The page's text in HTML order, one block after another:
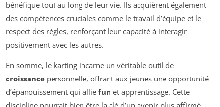
bénéfique tout au long de leur vie. Ils acquièrent également
des compétences cruciales comme le travail d’équipe et le
respect des règles, renforçant leur capacité à interagir
positivement avec les autres.
En somme, le karting incarne un véritable outil de
croissance personnelle, offrant aux jeunes une opportunité
d’épanouissement qui allie fun et apprentissage. Cette
discipline pourrait bien être la clé d’un avenir plus affirmé